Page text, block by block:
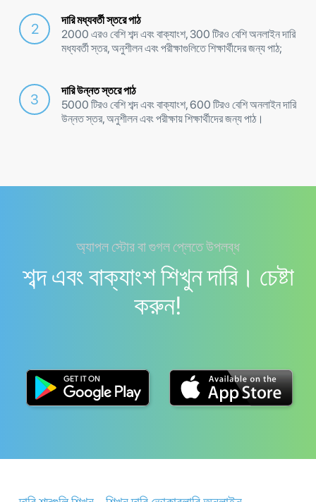
দারি মধ্যবর্তী স্তরে পাঠ
2000 এরও বেশি শব্দ এবং বাক্যাংশ, 300 টিরও বেশি অনলাইন দারি
মধ্যবর্তী স্তর, অনুশীলন এবং পরীক্ষাগুলিতে শিক্ষার্থীদের জন্য পাঠ;
দারি উন্নত স্তরে পাঠ
5000 টিরও বেশি শব্দ এবং বাক্যাংশ, 600 টিরও বেশি অনলাইন দারি
উন্নত স্তর, অনুশীলন এবং পরীক্ষায় শিক্ষার্থীদের জন্য পাঠ।
অ্যাপল স্টোর বা গুগল প্লেতে উপলব্ধ
শব্দ এবং বাক্যাংশ শিখুন দারি। চেষ্টা
করুন!